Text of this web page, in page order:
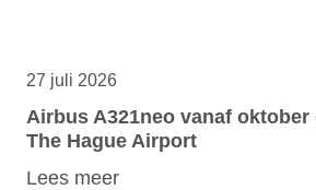
27 juli 2026
Airbus A321neo vanaf oktober
The Hague Airport
Lees meer